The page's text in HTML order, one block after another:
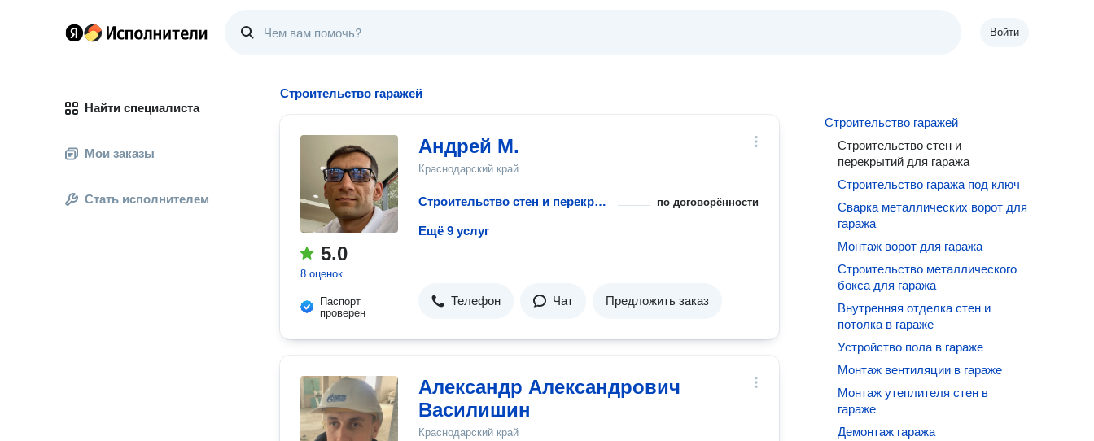
Войти
Найти специалиста
Мои заказы
Стать исполнителем
Строительство гаражей
5.0
8 оценок
Паспорт
проверен
Андрей М.
Краснодарский край
Строительство стен и перекрытий для гаража по договорённости
Ещё 9 услуг
Телефон Чат Предложить заказ
Александр Александрович
Василишин
Краснодарский край
Строительство гаражей
Строительство стен и
перекрытий для гаража
Строительство гаража под ключ
Сварка металлических ворот для
гаража
Монтаж ворот для гаража
Строительство металлического
бокса для гаража
Внутренняя отделка стен и
потолка в гараже
Устройство пола в гараже
Монтаж вентиляции в гараже
Монтаж утеплителя стен в
гараже
Демонтаж гаража